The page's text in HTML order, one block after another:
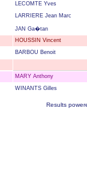
LECOMTE Yves
LARRIERE Jean Marc
JAN Ga�tan
HOUSSIN Vincent
BARBOU Benoit
MARY Anthony
WINANTS Gilles
Results